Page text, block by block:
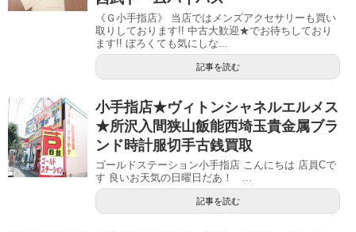
《Ｇ小手指店》 当店ではメンズアクセサリーも買い
取りしております!! 中古大歓迎★でお待ちしており
ます!! ぼろくても気にしな...
記事を読む
小手指店★ヴィトンシャネルエルメス
★所沢入間狭山飯能西埼玉貴金属ブラ
ンド時計服切手古銭買取
ゴールドステーション小手指店 こんにちは 店員Cで
す 良いお天気の日曜日だあ！ ...
記事を読む